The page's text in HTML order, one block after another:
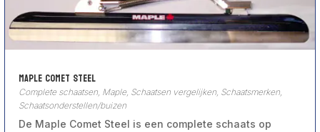
Maple Comet Steel
Complete schaatsen, Maple, Schaatsen vergelijken, Schaatsmerken,
Schaatsonderstellen/buizen
De Maple Comet Steel is een complete schaats op